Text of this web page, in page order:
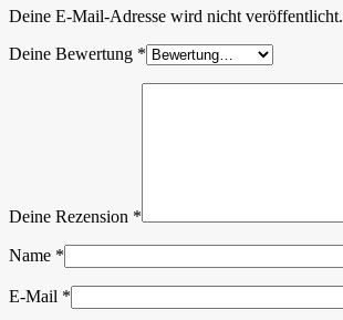
Deine E-Mail-Adresse wird nicht veröffentlicht.
Deine Bewertung *
Deine Rezension *
Name *
E-Mail *